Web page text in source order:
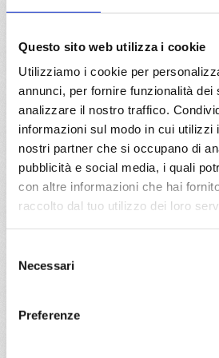
Questo sito web utilizza i cookie
Utilizziamo i cookie per
annunci, per fornire funzionalità dei
analizzare il nostro traffico.
informazioni sul modo in cui utilizzi
nostri partner che si occupano di
pubblicità e social media, i quali
con altre informazioni che hai
raccolto dal tuo utilizzo dei loro
delNecessari
Preferenze
Road Town, La Romana
09/10/2028
€ 383
a partire da
€ 383
DETTAGLI
Caraibi
daMiamicon
Nassau, Ocean Cay Msc Marine